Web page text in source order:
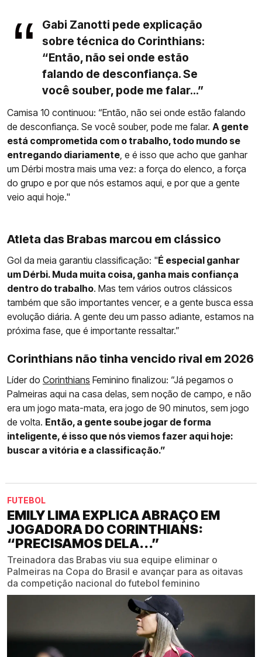
Gabi Zanotti pede explicação
sobre técnica do Corinthians:
“Então, não sei onde estão
falando de desconfiança. Se
você souber, pode me falar...”
Camisa 10 continuou: “Então, não sei onde estão falando
de desconfiança. Se você souber, pode me falar. A gente
está comprometida com o trabalho, todo mundo se
entregando diariamente, e é isso que acho que ganhar
um Dérbi mostra mais uma vez: a força do elenco, a força
do grupo e por que nós estamos aqui, e por que a gente
veio aqui hoje."
Atleta das Brabas marcou em clássico
Gol da meia garantiu classificação: "É especial ganhar
um Dérbi. Muda muita coisa, ganha mais confiança
dentro do trabalho. Mas tem vários outros clássicos
também que são importantes vencer, e a gente busca essa
evolução diária. A gente deu um passo adiante, estamos na
próxima fase, que é importante ressaltar.”
Corinthians não tinha vencido rival em 2026
Líder do Corinthians Feminino finalizou: “Já pegamos o
Palmeiras aqui na casa delas, sem noção de campo, e não
era um jogo mata-mata, era jogo de 90 minutos, sem jogo
de volta. Então, a gente soube jogar de forma
inteligente, é isso que nós viemos fazer aqui hoje:
buscar a vitória e a classificação.”
FUTEBOL
EMILY LIMA EXPLICA ABRAÇO EM
JOGADORA DO CORINTHIANS:
“PRECISAMOS DELA...”
Treinadora das Brabas viu sua equipe eliminar o
Palmeiras na Copa do Brasil e avançar para as oitavas
da competição nacional do futebol feminino